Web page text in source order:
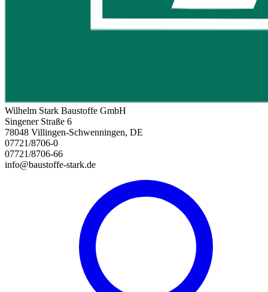
Wilhelm Stark Baustoffe GmbH
Singener Straße 6
78048 Villingen-Schwenningen, DE
07721/8706-0
07721/8706-66
info@baustoffe-stark.de